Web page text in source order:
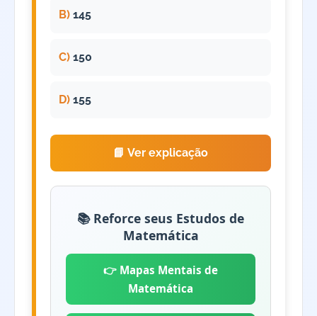
B) 145
C) 150
D) 155
📘 Ver explicação
📚 Reforce seus Estudos de
Matemática
👉 Mapas Mentais de
Matemática